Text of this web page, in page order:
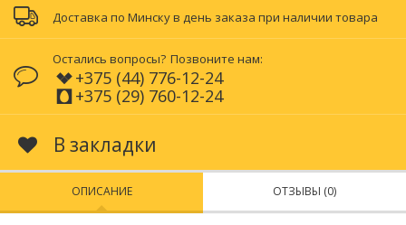
Доставка по Минску в день заказа при наличии товара
Остались вопросы? Позвоните нам:
+375 (44) 776-12-24
+375 (29) 760-12-24
В закладки
ОПИСАНИЕ ОТЗЫВЫ (0)